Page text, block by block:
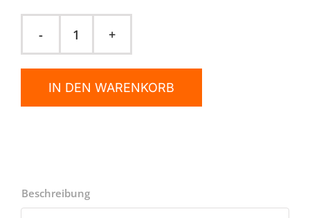
Aschekastenverschluss
Menge
IN DEN WARENKORB
Beschreibung